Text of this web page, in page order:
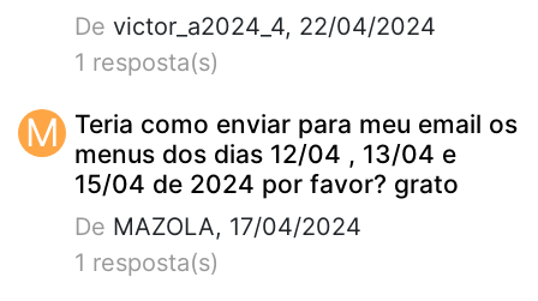
De victor_a2024_4, 22/04/2024
1 resposta(s)
M Teria como enviar para meu email os
menus dos dias 12/04 , 13/04 e
15/04 de 2024 por favor? grato
De MAZOLA, 17/04/2024
1 resposta(s)